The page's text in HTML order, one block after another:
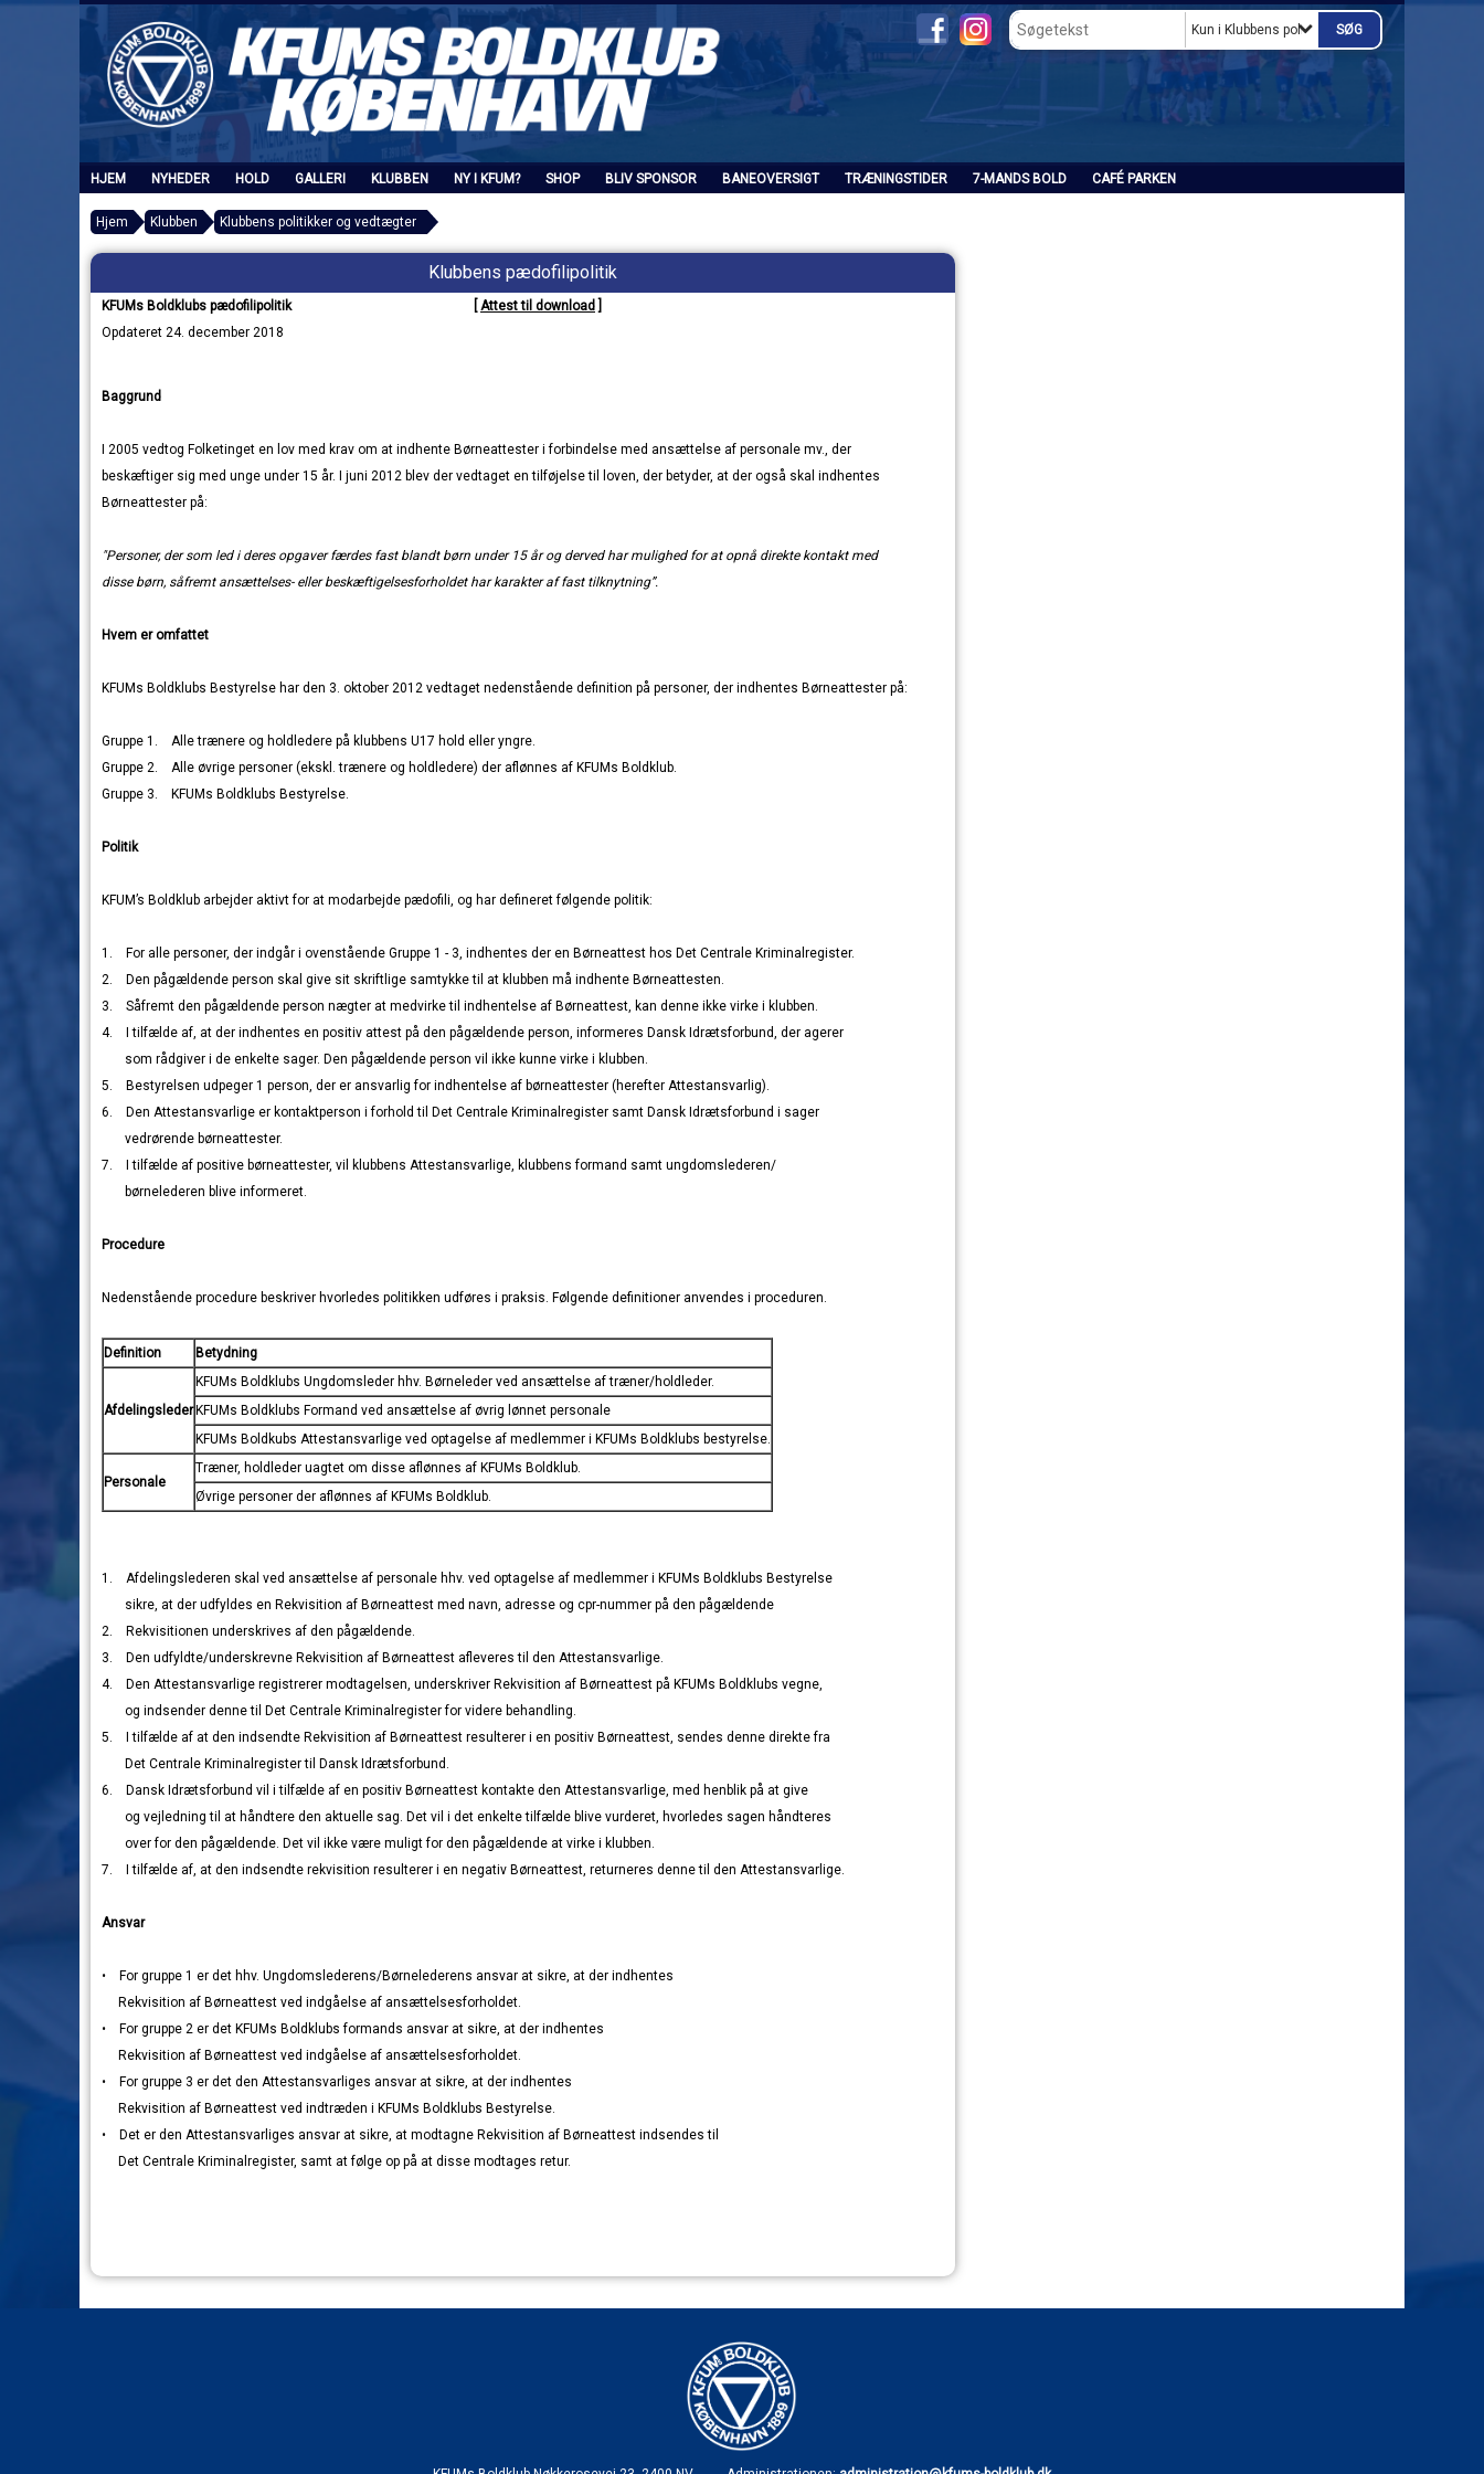
Kun i Klubbens politikker og vedtægter
HJEM NYHEDER HOLD GALLERI KLUBBEN NY I KFUM? SHOP BLIV SPONSOR BANEOVERSIGT TRÆNINGSTIDER 7-MANDS BOLD CAFÉ PARKEN
Hjem Klubben Klubbens politikker og vedtægter
Klubbens pædofilipolitik
KFUMs Boldklubs pædofilipolitik Attest til download
Opdateret 24. december 2018
Baggrund
I 2005 vedtog Folketinget en lov med krav om at indhente Børneattester i forbindelse med ansættelse af personale mv., der
beskæftiger sig med unge under 15 år. I juni 2012 blev der vedtaget en tilføjelse til loven, der betyder, at der også skal indhentes
Børneattester på:
"Personer, der som led i deres opgaver færdes fast blandt børn under 15 år og derved har mulighed for at opnå direkte kontakt med
disse børn, såfremt ansættelses- eller beskæftigelsesforholdet har karakter af fast tilknytning”.
Hvem er omfattet
KFUMs Boldklubs Bestyrelse har den 3. oktober 2012 vedtaget nedenstående definition på personer, der indhentes Børneattester på:
Gruppe 1. Alle trænere og holdledere på klubbens U17 hold eller yngre.
Gruppe 2. Alle øvrige personer (ekskl. trænere og holdledere) der aflønnes af KFUMs Boldklub.
Gruppe 3. KFUMs Boldklubs Bestyrelse.
Politik
KFUM’s Boldklub arbejder aktivt for at modarbejde pædofili, og har defineret følgende politik:
1. For alle personer, der indgår i ovenstående Gruppe 1 - 3, indhentes der en Børneattest hos Det Centrale Kriminalregister.
2. Den pågældende person skal give sit skriftlige samtykke til at klubben må indhente Børneattesten.
3. Såfremt den pågældende person nægter at medvirke til indhentelse af Børneattest, kan denne ikke virke i klubben.
4. I tilfælde af, at der indhentes en positiv attest på den pågældende person, informeres Dansk Idrætsforbund, der agerer
som rådgiver i de enkelte sager. Den pågældende person vil ikke kunne virke i klubben.
5. Bestyrelsen udpeger 1 person, der er ansvarlig for indhentelse af børneattester (herefter Attestansvarlig).
6. Den Attestansvarlige er kontaktperson i forhold til Det Centrale Kriminalregister samt Dansk Idrætsforbund i sager
vedrørende børneattester.
7. I tilfælde af positive børneattester, vil klubbens Attestansvarlige, klubbens formand samt ungdomslederen/
børnelederen blive informeret.
Procedure
Nedenstående procedure beskriver hvorledes politikken udføres i praksis. Følgende definitioner anvendes i proceduren.
Definition Betydning
Afdelingsl eder
KFUMs Boldklubs Ungdomsl eder hhv. Børneleder ved ansættelse af træner/holdleder.
KFUMs Boldklubs Formand ved ansættelse af øvrig lønnet personale
KFUMs Boldkubs Attestansvarlige ved optagelse af medlemmer i KFUMs Boldklubs bestyrelse.
Personale
Træner, holdleder uagtet om disse aflønnes af KFUMs Boldklub.
Øvrige personer der afl ønnes af KFUMs Boldklub.
1. Afdelingslederen skal ved ansættelse af personale hhv. ved optagelse af medlemmer i KFUMs Boldklubs Bestyrelse
sikre, at der udfyldes en Rekvisition af Børneattest med navn, adresse og cpr-nummer på den pågældende
2. Rekvisitionen underskrives af den pågældende.
3. Den udfyldte/underskrevne Rekvisition af Børneattest afleveres til den Attestansvarlige.
4. Den Attestansvarlige registrerer modtagelsen, underskriver Rekvisition af Børneattest på KFUMs Boldklubs vegne,
og indsender denne til Det Centrale Kriminalregister for videre behandling.
5. I tilfælde af at den indsendte Rekvisition af Børneattest resulterer i en positiv Børneattest, sendes denne direkte fra
Det Centrale Kriminalregister til Dansk Idrætsforbund.
6. Dansk Idrætsforbund vil i tilfælde af en positiv Børneattest kontakte den Attestansvarlige, med henblik på at give
og vejledning til at håndtere den aktuelle sag. Det vil i det enkelte tilfælde blive vurderet, hvorledes sagen håndteres
over for den pågældende. Det vil ikke være muligt for den pågældende at virke i klubben.
7. I tilfælde af, at den indsendte rekvisition resulterer i en negativ Børneattest, returneres denne til den Attestansvarlige.
Ansvar
• For gruppe 1 er det hhv. Ungdomslederens/Børnelederens ansvar at sikre, at der indhentes
Rekvisition af Børneattest ved indgåelse af ansættelsesforholdet.
• For gruppe 2 er det KFUMs Boldklubs formands ansvar at sikre, at der indhentes
Rekvisition af Børneattest ved indgåelse af ansættelsesforholdet.
• For gruppe 3 er det den Attestansvarliges ansvar at sikre, at der indhentes
Rekvisition af Børneattest ved indtræden i KFUMs Boldklubs Bestyrelse.
• Det er den Attestansvarliges ansvar at sikre, at modtagne Rekvisition af Børneattest indsendes til
Det Centrale Kriminalregister, samt at følge op på at disse modtages retur.